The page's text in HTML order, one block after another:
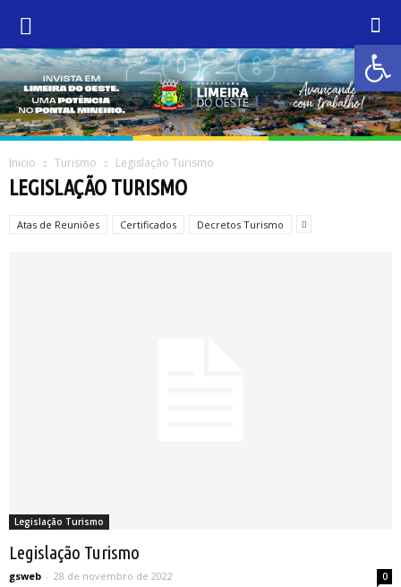
Abrir
Inicio Turismo Legislação Turismo
LEGISLAÇÃO TURISMO
Atas de Reuniões Certificados Decretos Turismo
Legislação Turismo
Legislação Turismo
gsweb - 28 de novembro de 2022 0